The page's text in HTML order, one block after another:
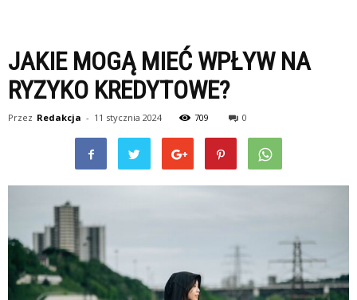
JAKIE MOGĄ MIEĆ WPŁYW NA
RYZYKO KREDYTOWE?
Przez Redakcja - 11 stycznia 2024 709 0